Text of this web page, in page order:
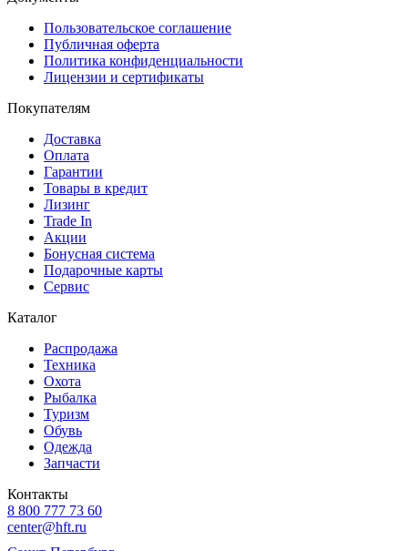
Пользовательское соглашение
Публичная оферта
Политика конфиденциальности
Лицензии и сертификаты
Покупателям
Доставка
Оплата
Гарантии
Товары в кредит
Лизинг
Trade In
Акции
Бонусная система
Подарочные карты
Сервис
Каталог
Распродажа
Техника
Охота
Рыбалка
Туризм
Обувь
Одежда
Запчасти
Контакты
8 800 777 73 60
center@hft.ru